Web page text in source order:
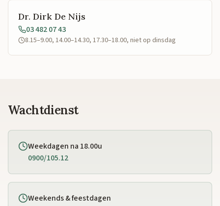
Dr. Dirk De Nijs
03 482 07 43
8.15–9.00, 14.00–14.30, 17.30–18.00, niet op dinsdag
Wachtdienst
Weekdagen na 18.00u
0900/105.12
Weekends & feestdagen